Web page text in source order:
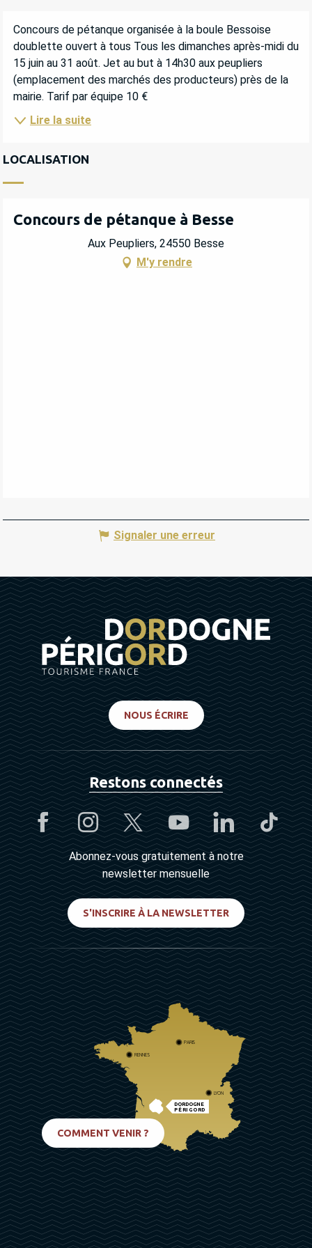
DESCRIPTION
Concours de pétanque organisée à la boule Bessoise
doublette ouvert à tous Tous les dimanches après-midi du
15 juin au 31 août. Jet au but à 14h30 aux peupliers
(emplacement des marchés des producteurs) près de la
mairie. Tarif par équipe 10 €
Lire la suite
LOCALISATION
Concours de pétanque à Besse
Aux Peupliers, 24550 Besse
M'y rendre
Signaler une erreur
NOUS ÉCRIRE
Restons connectés
Abonnez-vous gratuitement à notre
newsletter mensuelle
S'INSCRIRE À LA NEWSLETTER
DORDOGNE
PÉRIGORD
PARIS
RENNES
LYON
COMMENT VENIR ?